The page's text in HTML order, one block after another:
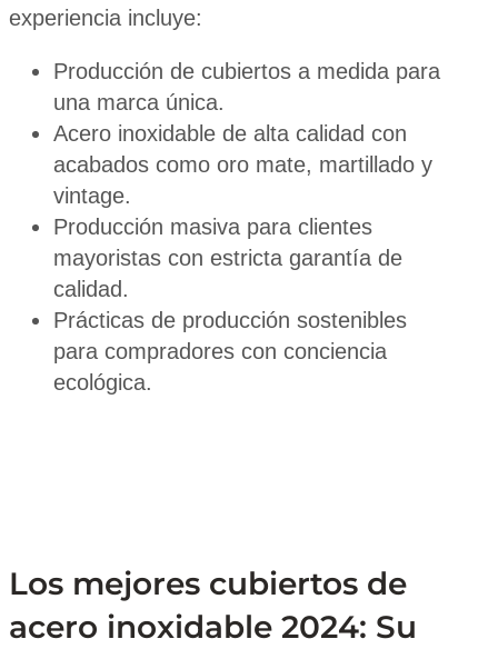
experiencia incluye:
Producción de cubiertos a medida para
una marca única.
Acero inoxidable de alta calidad con
acabados como oro mate, martillado y
vintage.
Producción masiva para clientes
mayoristas con estricta garantía de
calidad.
Prácticas de producción sostenibles
para compradores con conciencia
ecológica.
Los mejores cubiertos de
acero inoxidable 2024: Su